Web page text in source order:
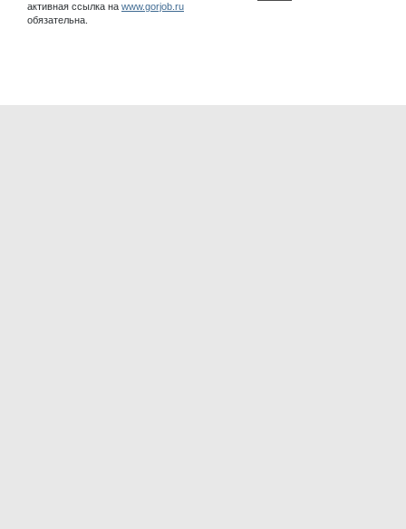
активная ссылка на www.gorjob.ru
обязательна.